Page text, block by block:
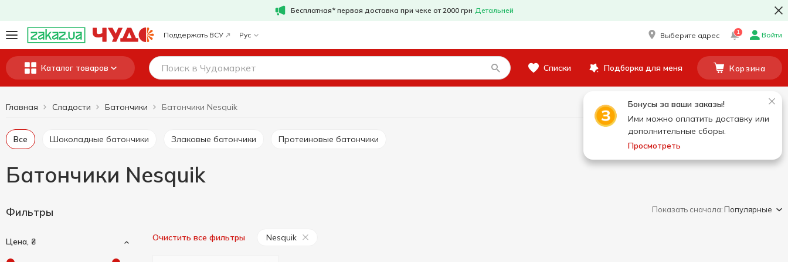
Бесплатная* первая доставка при чеке от 2000 грн Детальней
Поддержать ВСУ Рус Выберите адрес 1 Войти
Каталог товаров Списки Подборка для меня Корзина
Бонусы за ваши заказы!
Ими можно оплатить доставку или
дополнительные сборы.
Просмотреть
Главная Сладости Батончики Батончики Nesquik
Все Шоколадные батончики Злаковые батончики Протеиновые батончики
Батончики Nesquik
Фильтры
Цена, ₴
Показать сначала:Популярные
Очистить все фильтры Nesquik